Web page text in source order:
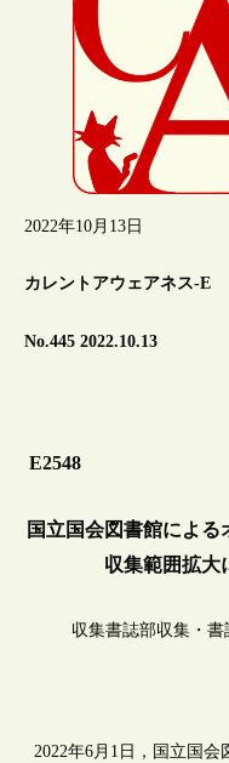
2022年10月13日
カレントアウェアネス-E
No.445 2022.10.13
E2548
国立国会図書館によ
収集範囲拡大
収集書誌部収集・
2022年6月1日，国立国会